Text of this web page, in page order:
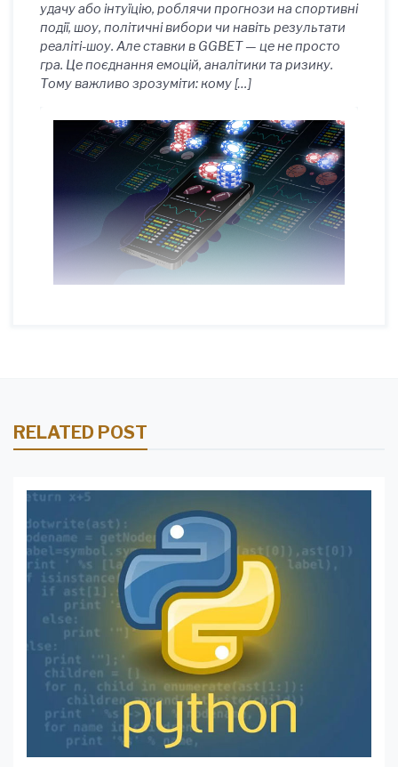
удачу або інтуїцію, роблячи прогнози на спортивні
події, шоу, політичні вибори чи навіть результати
реаліті-шоу. Але ставки в GGBET — це не просто
гра. Це поєднання емоцій, аналітики та ризику.
Тому важливо зрозуміти: кому […]
RELATED POST